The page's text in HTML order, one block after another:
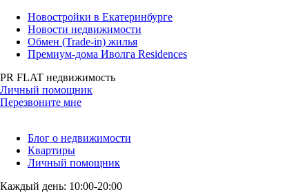
Новостройки в Екатеринбурге
Новости недвижимости
Обмен (Trade-in) жилья
Премиум-дома Иволга Residences
PR FLAT недвижимость
Личный помощник
Перезвоните мне
Блог о недвижимости
Квартиры
Личный помощник
Каждый день: 10:00-20:00